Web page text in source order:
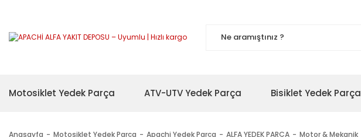
Motosiklet Yedek Parça ATV-UTV Yedek Parça Bisiklet Yedek Parça
Anasayfa Motosiklet Yedek Parça Apachi Yedek Parça ALFA YEDEK PARÇA Motor & Mekanik